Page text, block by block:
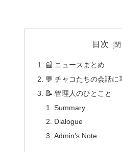
目次
📰 ニュースまとめ
💬 チャコたちの会話に
📝 管理人のひとこと
Summary
Dialogue
Admin’s Note